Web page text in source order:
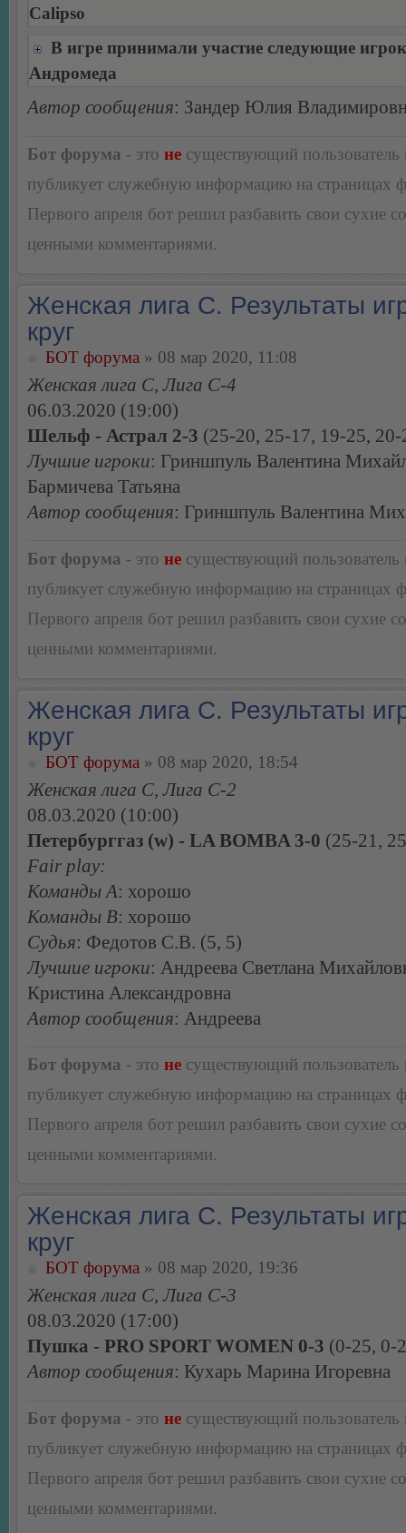
Calipso
В игре принимали участие следующие
Андромеда
Автор сообщения: Зандер Юлия
Бот форума - это не существующий пользователь
публикует служебную информацию на страницах
Первого апреля бот решил разбавить свои сухие
ценными комментариями.
Женская лига С. Результаты
круг
БОТ форума » 08 мар 2020, 11:08
Женская лига С, Лига С-4
06.03.2020 (19:00)
Шельф - Астрал 2-3 (25-20, 25-17, 19-25,
Лучшие игроки: Гриншпуль Валентина
Бармичева Татьяна
Автор сообщения: Гриншпуль Валентина
Бот форума - это не существующий пользователь
публикует служебную информацию на страницах
Первого апреля бот решил разбавить свои сухие
ценными комментариями.
Женская лига С. Результаты
круг
БОТ форума » 08 мар 2020, 18:54
Женская лига С, Лига С-2
08.03.2020 (10:00)
Петербурггаз (w) - LA BOMBA 3-0 (25-21,
Fair play:
Команды А: хорошо
Команды В: хорошо
Судья: Федотов С.В. (5, 5)
Лучшие игроки: Андреева Светлана
Кристина Александровна
Автор сообщения: Андреева
Бот форума - это не существующий пользователь
публикует служебную информацию на страницах
Первого апреля бот решил разбавить свои сухие
ценными комментариями.
Женская лига С. Результаты
круг
БОТ форума » 08 мар 2020, 19:36
Женская лига С, Лига С-3
08.03.2020 (17:00)
Пушка - PRO SPORT WOMEN 0-3 (0-25, 0-
Автор сообщения: Кухарь Марина Игоревна
Бот форума - это не существующий пользователь
публикует служебную информацию на страницах
Первого апреля бот решил разбавить свои сухие
ценными комментариями.